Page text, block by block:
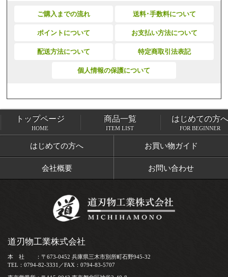
ご購入までの流れ 送料･手数料について
ポイントについて お支払い方法について
配送方法について 特定商取引法表記
個人情報の保護について
トップページ 商品一覧
はじめての方へ お買い物ガイド
会社概要 お問い合わせ
トップページ
HOME
商品一覧
ITEM LIST
はじめての方へ
FOR BEGINNER
道刃物工業株式会社
本 社 ：〒673-0452 兵庫県三木市別所町石野945-32
TEL：0794-82-3331／FAX：0794-83-5707